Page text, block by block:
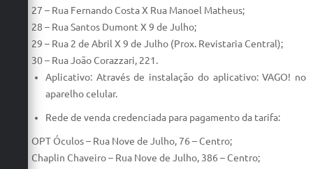
27 – Rua Fernando Costa X Rua Manoel Matheus;
28 – Rua Santos Dumont X 9 de Julho;
29 – Rua 2 de Abril X 9 de Julho (Prox. Revistaria Central);
30 – Rua João Corazzari, 221.
Aplicativo: Através de instalação do aplicativo: VAGO! no
aparelho celular.
Rede de venda credenciada para pagamento da tarifa:
OPT Óculos – Rua Nove de Julho, 76 – Centro;
Chaplin Chaveiro – Rua Nove de Julho, 386 – Centro;